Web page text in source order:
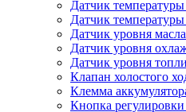
Датчик
Датчик
Датчик уровня масла
Датчик уровня
Датчик уровня
Клапан холостого
Клемма
Кнопка регулировки